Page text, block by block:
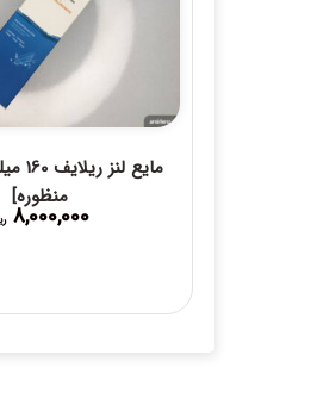
مایع
منظوره]
8,000,000